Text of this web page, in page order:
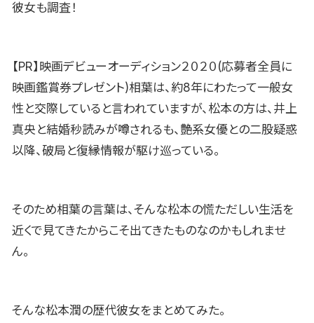
彼女も調査！
【PR】映画デビューオーディション２０２０(応募者全員に
映画鑑賞券プレゼント)相葉は、約8年にわたって一般女
性と交際していると言われていますが、松本の方は、井上
真央と結婚秒読みが噂されるも、艶系女優との二股疑惑
以降、破局と復縁情報が駆け巡っている。
そのため相葉の言葉は、そんな松本の慌ただしい生活を
近くで見てきたからこそ出てきたものなのかもしれませ
ん。
そんな松本潤の歴代彼女をまとめてみた。